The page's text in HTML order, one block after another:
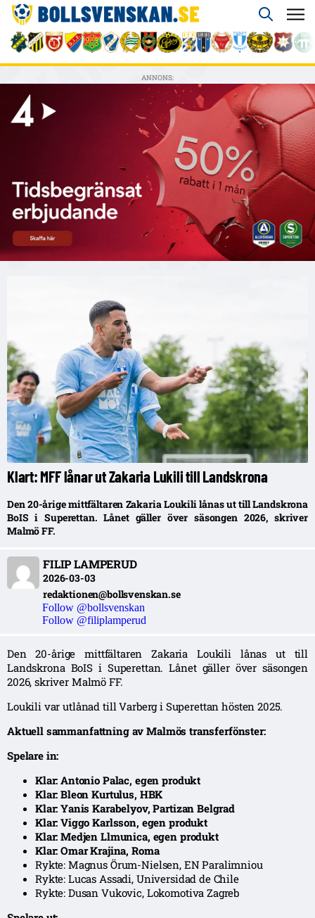
ANNONS:
Klart: MFF lånar ut Zakaria Lukili till Landskrona
Den 20-årige mittfältaren Zakaria Loukili lånas ut till Landskrona
BoIS i Superettan. Lånet gäller över säsongen 2026, skriver
Malmö FF.
FILIP LAMPERUD
2026-03-03
redaktionen@bollsvenskan.se
Follow @bollsvenskan
Follow @filiplamperud
Den 20-årige mittfältaren Zakaria Loukili lånas ut till
Landskrona BoIS i Superettan. Lånet gäller över säsongen
2026, skriver Malmö FF.
Loukili var utlånad till Varberg i Superettan hösten 2025.
Aktuell sammanfattning av Malmös transferfönster:
Spelare in:
Klar: Antonio Palac, egen produkt
Klar: Bleon Kurtulus, HBK
Klar: Yanis Karabelyov, Partizan Belgrad
Klar: Viggo Karlsson, egen produkt
Klar: Medjen Llmunica, egen produkt
Klar: Omar Krajina, Roma
Rykte: Magnus Örum-Nielsen, EN Paralimniou
Rykte: Lucas Assadi, Universidad de Chile
Rykte: Dusan Vukovic, Lokomotiva Zagreb